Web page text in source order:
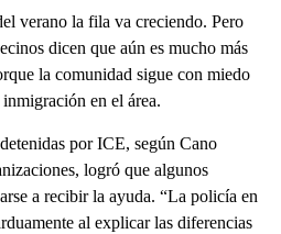
verano la fila va creciendo. Pero
dicen que aún es mucho más
la comunidad sigue con miedo
en el área.
por ICE, según Cano
logró que algunos
a recibir la ayuda. “La policía en
al explicar las diferencias